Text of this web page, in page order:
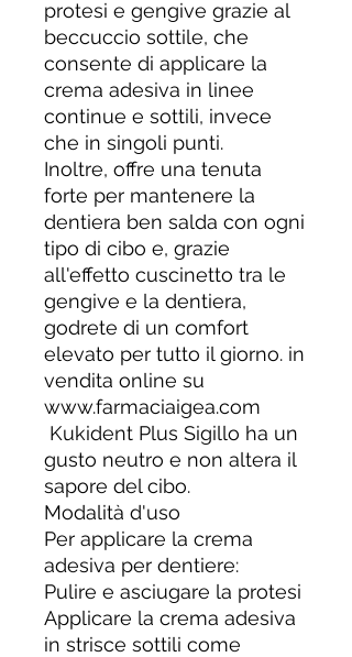
protesi e gengive grazie al
beccuccio sottile, che
consente di applicare la
crema adesiva in linee
continue e sottili, invece
che in singoli punti.
Inoltre, offre una tenuta
forte per mantenere la
dentiera ben salda con ogni
tipo di cibo e, grazie
all'effetto cuscinetto tra le
gengive e la dentiera,
godrete di un comfort
elevato per tutto il giorno. in
vendita online su
www.farmaciaigea.com
Kukident Plus Sigillo ha un
gusto neutro e non altera il
sapore del cibo.
Modalità d'uso
Per applicare la crema
adesiva per dentiere:
Pulire e asciugare la protesi
Applicare la crema adesiva
in strisce sottili come